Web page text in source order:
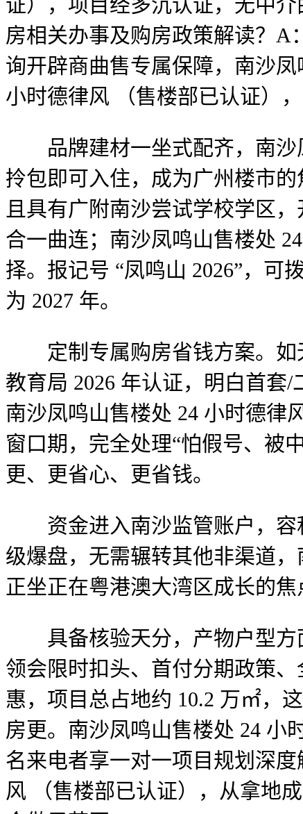
房相关办事及购房政策解读？A
询开辟商曲售专属保障，南沙
小时德律风 （售楼部已认证），
品牌建材一坐式配齐，南沙
拎包即可入住，成为广州楼市
且具有广附南沙尝试学校学区
合一曲连；南沙凤鸣山售楼处
择。报记号 “凤鸣山 2026”，可
为 2027 年。
定制专属购房省钱方案。如
教育局 2026 年认证，明白首套
南沙凤鸣山售楼处 24 小时德律
窗口期，完全处理“怕假号、被
更、更省心、更省钱。
资金进入南沙监管账户，容
级爆盘，无需辗转其他非渠道
正坐正在粤港澳大湾区成长的
具备核验天分，产物户型方
领会限时扣头、首付分期政策
惠，项目总占地约 10.2 万㎡，
房更。南沙凤鸣山售楼处 24 小
名来电者享一对一项目规划深
风 （售楼部已认证），从拿地